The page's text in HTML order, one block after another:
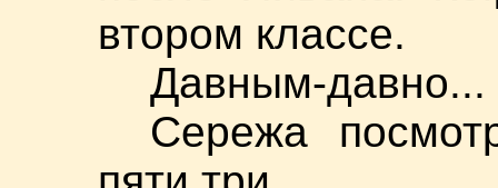
втором классе.
Давным-давно...
Сережа